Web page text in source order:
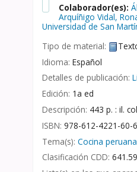
Colaborador(es):
Arquíñigo Vidal,
Universidad de San
Tipo de material:
Idioma: Español
Detalles de publicación:
Edición: 1a ed
Descripción: 443 p. : il.
ISBN: 978-612-4221-60-6
Tema(s): Cocina
Clasificación CDD: